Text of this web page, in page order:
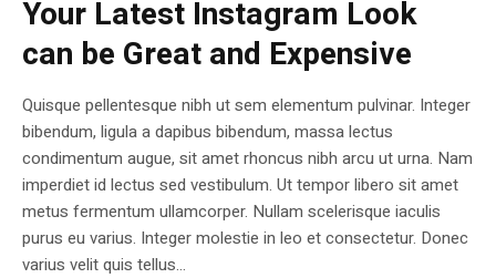
Your Latest Instagram Look
can be Great and Expensive
Quisque pellentesque nibh ut sem elementum pulvinar. Integer
bibendum, ligula a dapibus bibendum, massa lectus
condimentum augue, sit amet rhoncus nibh arcu ut urna. Nam
imperdiet id lectus sed vestibulum. Ut tempor libero sit amet
metus fermentum ullamcorper. Nullam scelerisque iaculis
purus eu varius. Integer molestie in leo et consectetur. Donec
varius velit quis tellus...